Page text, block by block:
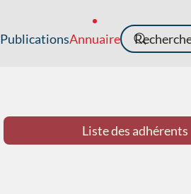
PublicationsAnnuaire
Liste des adhérents